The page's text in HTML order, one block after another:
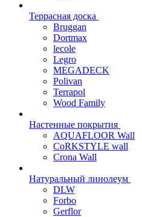
Террасная доска
Bruggan
Dortmax
lecole
Legro
MEGADECK
Polivan
Terrapol
Wood Family
Настенные покрытия
AQUAFLOOR Wall
CoRKSTYLE wall
Crona Wall
Натуральный линолеум
DLW
Forbo
Gerflor